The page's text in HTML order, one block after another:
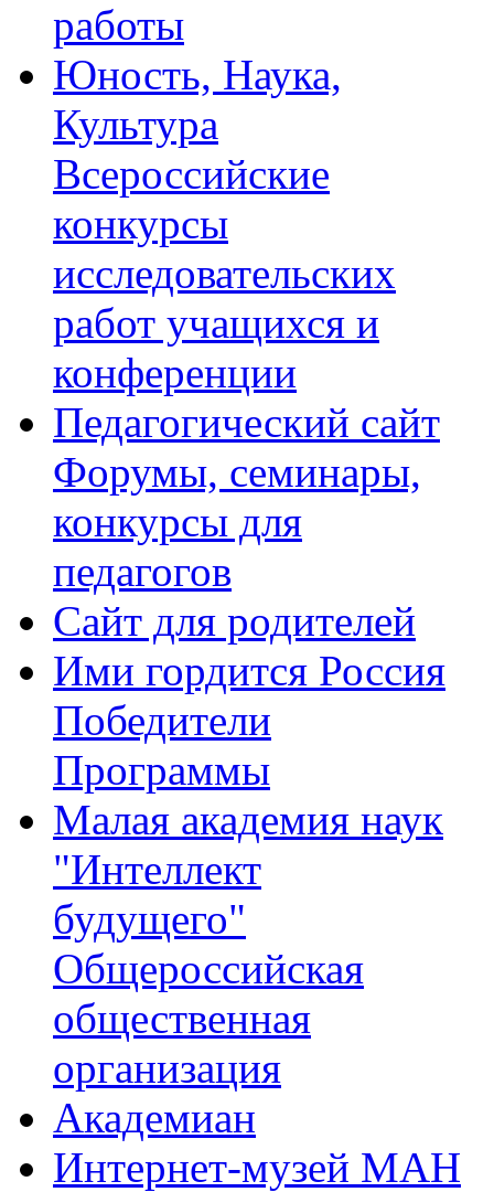
работы
Юность, Наука,
Культура
Всероссийские
конкурсы
исследовательских
работ учащихся и
конференции
Педагогический сайт
Форумы, семинары,
конкурсы для
педагогов
Сайт для родителей
Ими гордится Россия
Победители
Программы
Малая академия наук
"Интеллект
будущего"
Общероссийская
общественная
организация
Академиан
Интернет-музей МАН